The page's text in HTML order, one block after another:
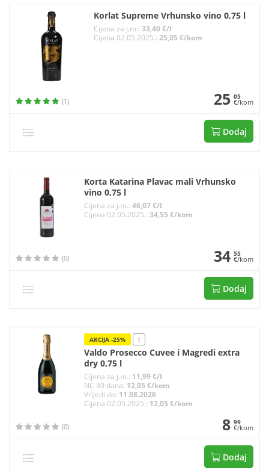
Korlat Supreme Vrhunsko vino 0,75 l
Cijena za j.m.: 33,40 €/l
Cijena 02.05.2025.: 25,05 €/kom
(1) 25 05
€/kom
Dodaj
Korta Katarina Plavac mali Vrhunsko
vino 0,75 l
Cijena za j.m.: 46,07 €/l
Cijena 02.05.2025.: 34,55 €/kom
(0) 34 55
€/kom
Dodaj
AKCIJA -25% !
Valdo Prosecco Cuvee i Magredi extra
dry 0,75 l
Cijena za j.m.: 11,99 €/l
NC 30 dana: 12,05 €/kom
Vrijedi do: 11.08.2026
Cijena 02.05.2025.: 12,05 €/kom
(0) 8 99
€/kom
Dodaj